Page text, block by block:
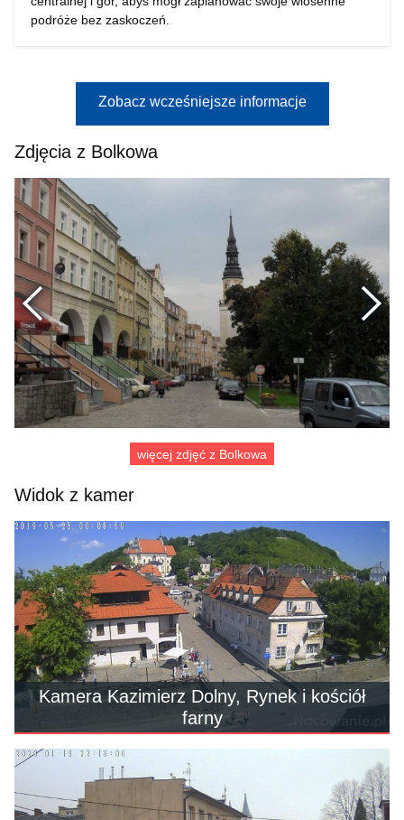
podróże bez zaskoczeń.
Zobacz wcześniejsze informacje
Zdjęcia z Bolkowa
Poprzednie
więcej zdjęć z Bolkowa
Widok z kamer
Kamera Kazimierz Dolny, Rynek i kościół
farny